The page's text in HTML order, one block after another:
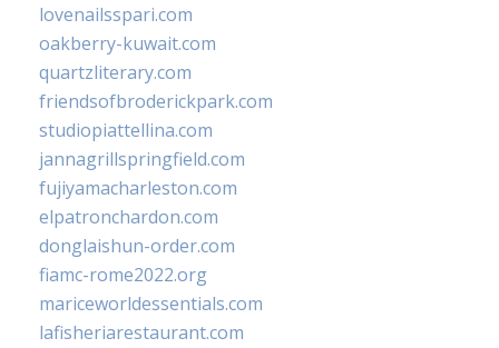
lovenailsspari.com
oakberry-kuwait.com
quartzliterary.com
friendsofbroderickpark.com
studiopiattellina.com
jannagrillspringfield.com
fujiyamacharleston.com
elpatronchardon.com
donglaishun-order.com
fiamc-rome2022.org
mariceworldessentials.com
lafisheriarestaurant.com